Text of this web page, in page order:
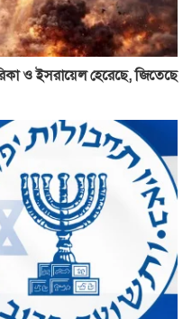
ও ইসরায়েল হেরেছে, জিতেছে